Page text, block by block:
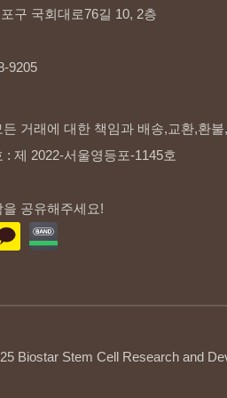
구 국회대로76길 10, 2층
9205
거래에 대한 책임과 배송,교환,환
: 제 2022-서울영등포-1145호
공유해주세요!
Biostar Stem Cell Research and